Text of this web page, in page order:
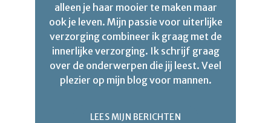
alleen je haar mooier te maken maar
ook je leven. Mijn passie voor uiterlijke
verzorging combineer ik graag met de
innerlijke verzorging. Ik schrijf graag
over de onderwerpen die jij leest. Veel
plezier op mijn blog voor mannen.
LEES MIJN BERICHTEN